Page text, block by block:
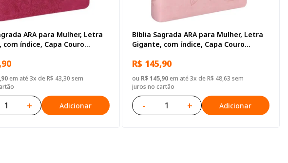
ARA para Mulher, Letra
com índice, Capa Couro
em até 3x de R$ 43,30 sem
+ Adicionar
Bíblia Sagrada ARA para Mulher, Letra
Gigante, com índice, Capa Couro
R$ 145,90
ou R$ 145,90em até 3x de R$ 48,63 sem
juros no cartão
- + Adicionar